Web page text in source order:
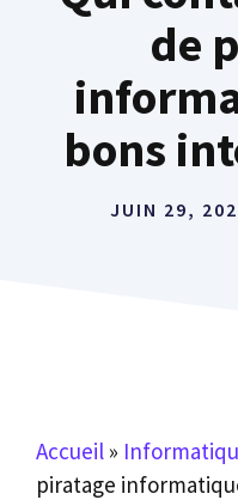
de
bons
JUIN 29,
Accueil »
piratage